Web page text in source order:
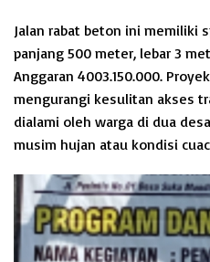
Jalan rabat beton ini memiliki
panjang 500 meter, lebar 3
Anggaran 4003.150.000.
mengurangi kesulitan akses
dialami oleh warga di dua
musim hujan atau kondisi